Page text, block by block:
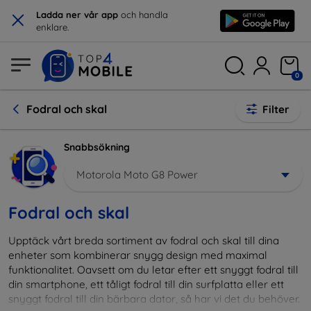
× Ladda ner vår app och handla
enklare.
0
Fodral och skal Filter
Snabbsökning
Motorola Moto G8 Power
Fodral och skal
Upptäck vårt breda sortiment av fodral och skal till dina
enheter som kombinerar snygg design med maximal
funktionalitet. Oavsett om du letar efter ett snyggt fodral till
din smartphone, ett tåligt fodral till din surfplatta eller ett
snyggt fodral till din bärbara dator, så har vi det du behöver.